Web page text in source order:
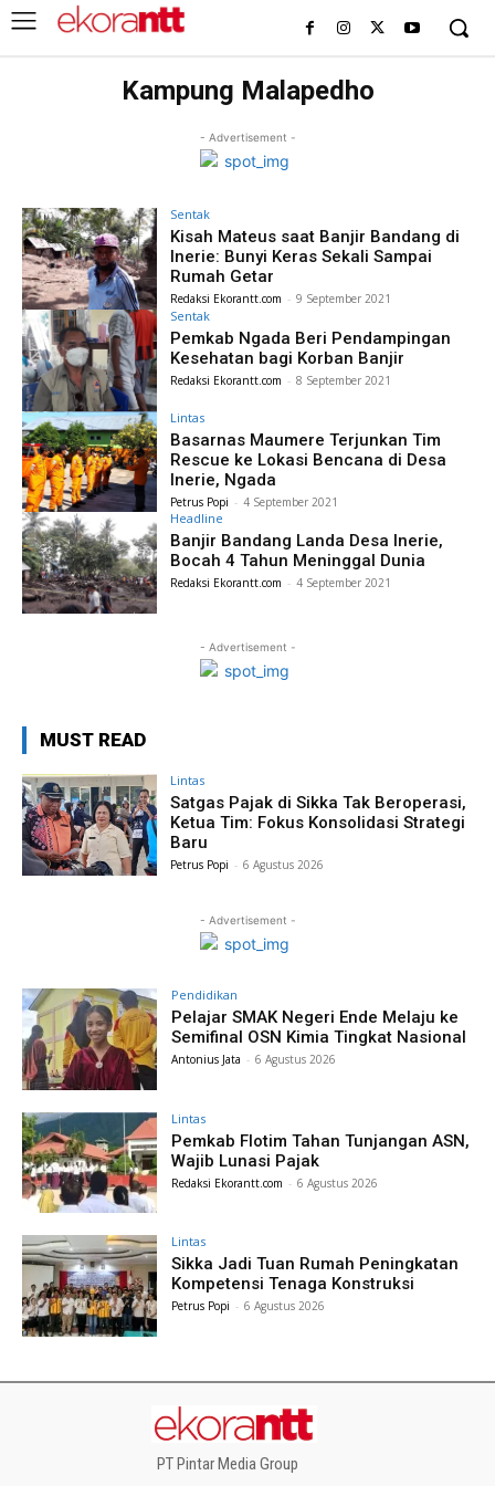
Kampung Malapedho
- Advertisement -
Sentak
Kisah Mateus saat Banjir Bandang di
Inerie: Bunyi Keras Sekali Sampai
Rumah Getar
Redaksi Ekorantt.com - 9 September 2021
Sentak
Pemkab Ngada Beri Pendampingan
Kesehatan bagi Korban Banjir
Redaksi Ekorantt.com - 8 September 2021
Lintas
Basarnas Maumere Terjunkan Tim
Rescue ke Lokasi Bencana di Desa
Inerie, Ngada
Petrus Popi - 4 September 2021
Headline
Banjir Bandang Landa Desa Inerie,
Bocah 4 Tahun Meninggal Dunia
Redaksi Ekorantt.com - 4 September 2021
- Advertisement -
MUST READ
Lintas
Satgas Pajak di Sikka Tak Beroperasi,
Ketua Tim: Fokus Konsolidasi Strategi
Baru
Petrus Popi - 6 Agustus 2026
- Advertisement -
Pendidikan
Pelajar SMAK Negeri Ende Melaju ke
Semifinal OSN Kimia Tingkat Nasional
Antonius Jata - 6 Agustus 2026
Lintas
Pemkab Flotim Tahan Tunjangan ASN,
Wajib Lunasi Pajak
Redaksi Ekorantt.com - 6 Agustus 2026
Lintas
Sikka Jadi Tuan Rumah Peningkatan
Kompetensi Tenaga Konstruksi
Petrus Popi - 6 Agustus 2026
PT Pintar Media Group